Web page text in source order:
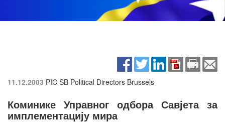
11.12.2003 PIC SB Political Directors Brussels
Коминике Управног одбора Савјета за
имплементацију мира